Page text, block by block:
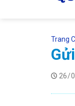
Trang
26/